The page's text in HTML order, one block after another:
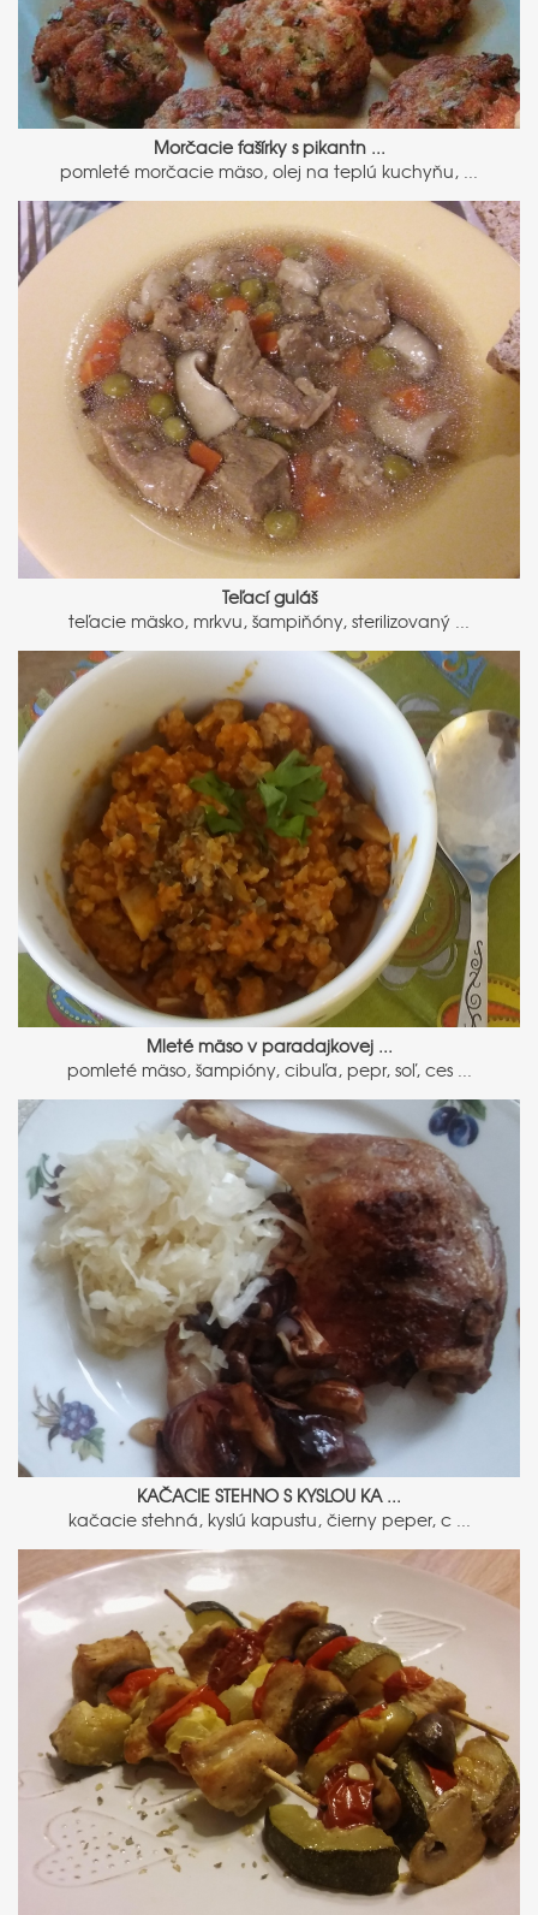
Morčacie fašírky s pikantn ...
pomleté morčacie mäso, olej na teplú kuchyňu, ...
Teľací guláš
teľacie mäsko, mrkvu, šampiňóny, sterilizovaný ...
Mleté mäso v paradajkovej ...
pomleté mäso, šampióny, cibuľa, pepr, soľ, ces ...
KAČACIE STEHNO S KYSLOU KA ...
kačacie stehná, kyslú kapustu, čierny peper, c ...